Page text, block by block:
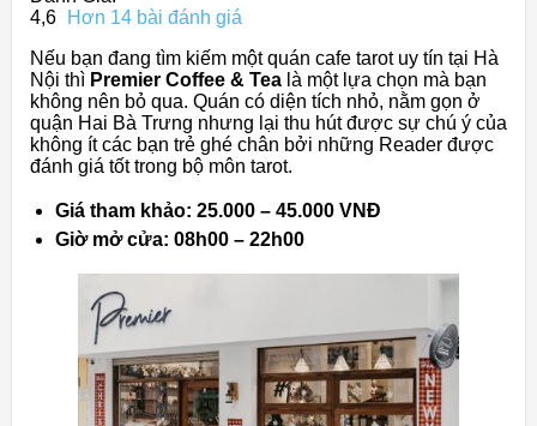
4,6
Hơn 14 bài đánh giá
Nếu bạn đang tìm kiếm một quán cafe tarot uy tín tại Hà
Nội thì Premier Coffee & Tea là một lựa chọn mà bạn
không nên bỏ qua. Quán có diện tích nhỏ, nằm gọn ở
quận Hai Bà Trưng nhưng lại thu hút được sự chú ý của
không ít các bạn trẻ ghé chân bởi những Reader được
đánh giá tốt trong bộ môn tarot.
Giá tham khảo: 25.000 – 45.000 VNĐ
Giờ mở cửa: 08h00 – 22h00